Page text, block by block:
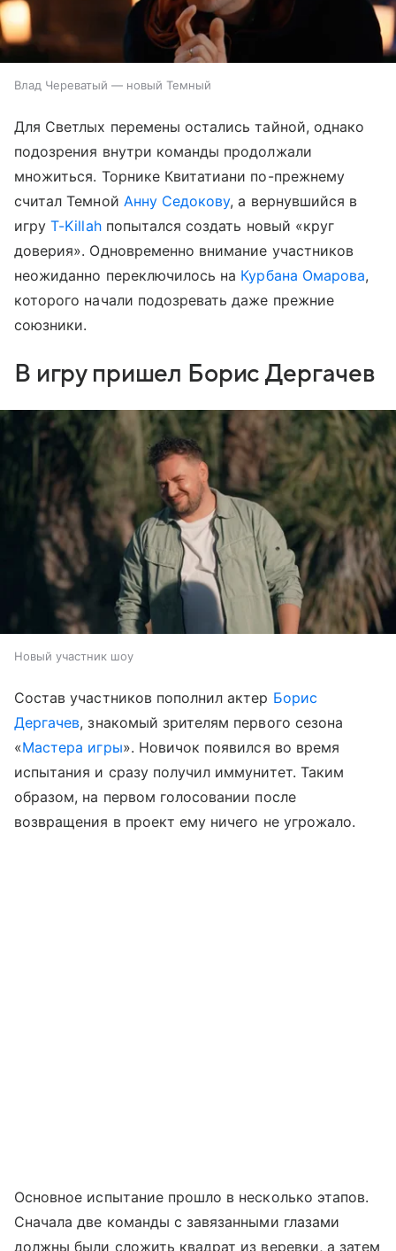
Влад Череватый — новый Темный
Для Светлых перемены остались тайной, однако
подозрения внутри команды продолжали
множиться. Торнике Квитатиани по-прежнему
считал Темной Анну Седокову, а вернувшийся в
игруT-Killahпопытался создать новый «круг
доверия». Одновременно внимание участников
неожиданно переключилось на Курбана Омарова,
которого начали подозревать даже прежние
союзники.
В игру пришел Борис Дергачев
Новый участник шоу
Состав участников пополнил актер Борис
Дергачев, знакомый зрителям первого сезона
«Мастера игры». Новичок появился во время
испытания и сразу получил иммунитет. Таким
образом, на первом голосовании после
возвращения в проект ему ничего не угрожало.
Основное испытание прошло в несколько этапов.
Сначала две команды с завязанными глазами
должны были сложить квадрат из веревки, а затем